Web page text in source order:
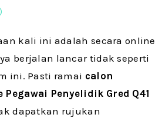
kali ini adalah secara online
berjalan lancar tidak seperti
ini. Pasti ramai calon
Pegawai Penyelidik Gred Q41
dapatkan rujukan